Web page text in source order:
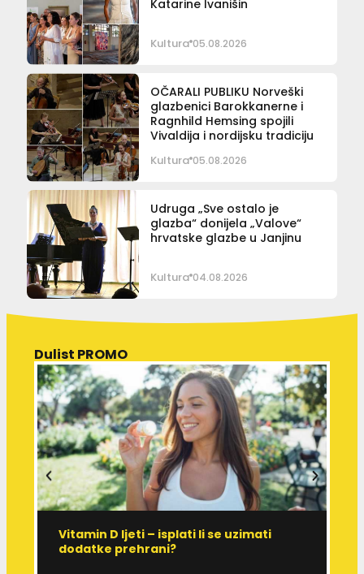
Katarine Ivanišin
Kultura 05.08.2026
OČARALI PUBLIKU Norveški
glazbenici Barokkanerne i
Ragnhild Hemsing spojili
Vivaldija i nordijsku tradiciju
Kultura 05.08.2026
Udruga „Sve ostalo je
glazba“ donijela „Valove“
hrvatske glazbe u Janjinu
Kultura 04.08.2026
Dulist PROMO
Vitamin D ljeti – isplati li se uzimati
dodatke prehrani?